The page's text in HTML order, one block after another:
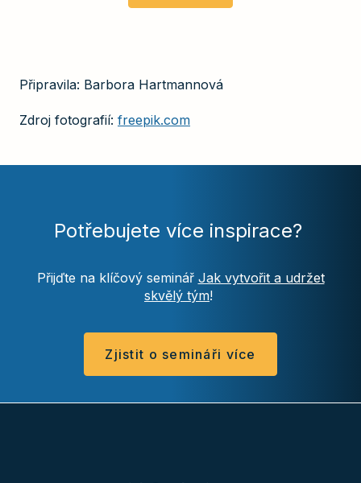
Připravila: Barbora Hartmannová
Zdroj fotografií: freepik.com
Potřebujete více inspirace?
Přijďte na klíčový seminář Jak vytvořit a udržet
skvělý tým!
Zjistit o semináři více